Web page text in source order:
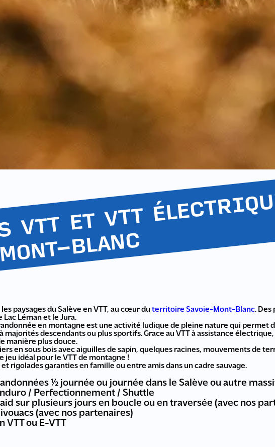
paysages du Salève en VTT, au cœur du territoire Savoie-Mont-Blanc. Des
Lac Léman et le Jura.
en montagne est une activité ludique de pleine nature qui permet
majorités descendants ou plus sportifs. Grace au VTT à assistance
manière plus douce.
en sous bois avec aiguilles de sapin, quelques racines, mouvements de
jeu idéal pour le VTT de montagne !
rigolades garanties en famille ou entre amis dans un cadre sauvage.
½ journée ou journée dans le Salève ou autre
/ Perfectionnement / Shuttle
sur plusieurs jours en boucle ou en traversée (avec nos
(avec nos partenaires)
VTT ou E-VTT